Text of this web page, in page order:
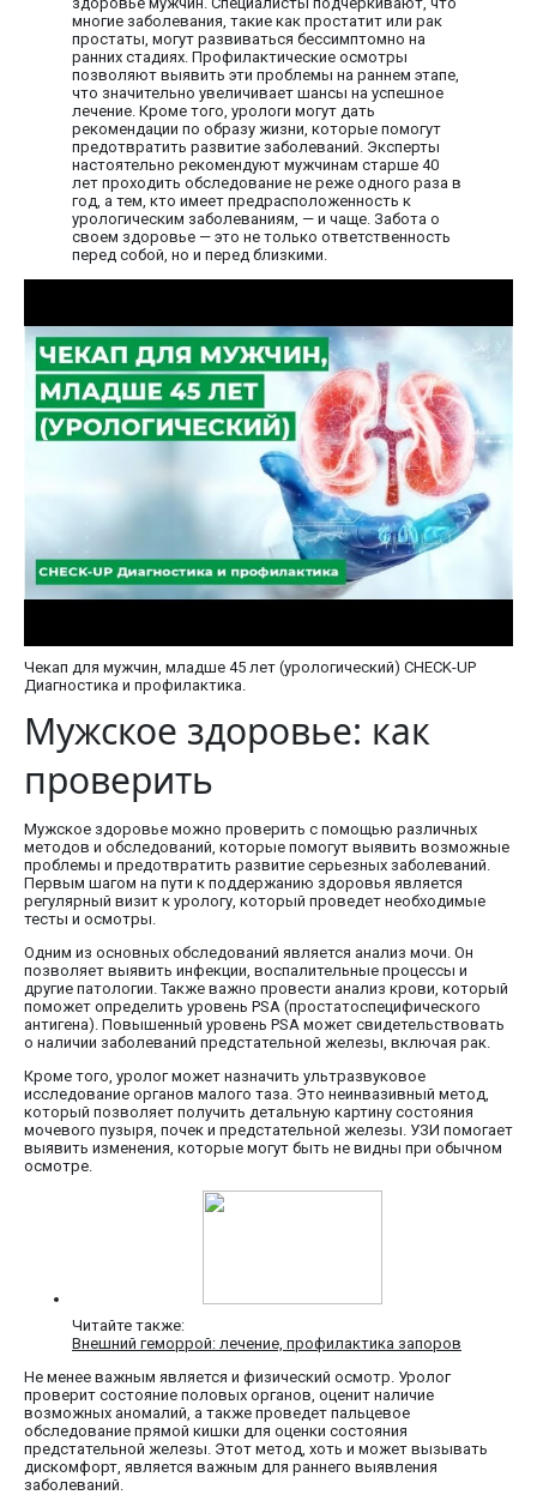
многие заболевания, такие как простатит или рак
простаты, могут развиваться бессимптомно на
ранних стадиях. Профилактические осмотры
позволяют выявить эти проблемы на раннем этапе,
что значительно увеличивает шансы на успешное
лечение. Кроме того, урологи могут дать
рекомендации по образу жизни, которые помогут
предотвратить развитие заболеваний. Эксперты
настоятельно рекомендуют мужчинам старше 40
лет проходить обследование не реже одного раза в
год, а тем, кто имеет предрасположенность к
урологическим заболеваниям, — и чаще. Забота о
своем здоровье — это не только ответственность
перед собой, но и перед близкими.
Чекап для мужчин, младше 45 лет (урологический) CHECK-UP
Диагностика и профилактика.
Мужское здоровье: как
проверить
Мужское здоровье можно проверить с помощью различных
методов и обследований, которые помогут выявить возможные
проблемы и предотвратить развитие серьезных заболеваний.
Первым шагом на пути к поддержанию здоровья является
регулярный визит к урологу, который проведет необходимые
тесты и осмотры.
Одним из основных обследований является анализ мочи. Он
позволяет выявить инфекции, воспалительные процессы и
другие патологии. Также важно провести анализ крови, который
поможет определить уровень PSA (простатоспецифического
антигена). Повышенный уровень PSA может свидетельствовать
о наличии заболеваний предстательной железы, включая рак.
Кроме того, уролог может назначить ультразвуковое
исследование органов малого таза. Это неинвазивный метод,
который позволяет получить детальную картину состояния
мочевого пузыря, почек и предстательной железы. УЗИ помогает
выявить изменения, которые могут быть не видны при обычном
осмотре.
Читайте также:
Внешний геморрой: лечение, профилактика запоров
Не менее важным является и физический осмотр. Уролог
проверит состояние половых органов, оценит наличие
возможных аномалий, а также проведет пальцевое
обследование прямой кишки для оценки состояния
предстательной железы. Этот метод, хоть и может вызывать
дискомфорт, является важным для раннего выявления
заболеваний.